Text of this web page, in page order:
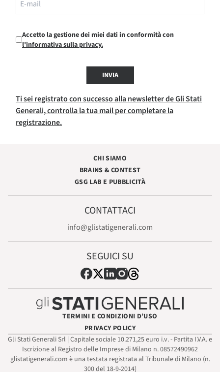
Accetto la gestione dei miei dati in conformità con
l'informativa sulla privacy.
INVIA
Ti sei registrato con successo alla newsletter de Gli Stati
Generali, controlla la tua mail per completare la
registrazione.
CHI SIAMO
BRAINS & CONTEST
GSG LAB E PUBBLICITÀ
CONTATTACI
info@glistatigenerali.com
SEGUICI SU
TERMINI E CONDIZIONI D’USO
PRIVACY POLICY
Gli Stati Generali Srl | Capitale sociale 10.271,25 euro i.v. - Partita I.V.A. e
Iscrizione al Registro delle Imprese di Milano n. 08572490962
glistatigenerali.com è una testata registrata al Tribunale di Milano (n.
300 del 18-9-2014)